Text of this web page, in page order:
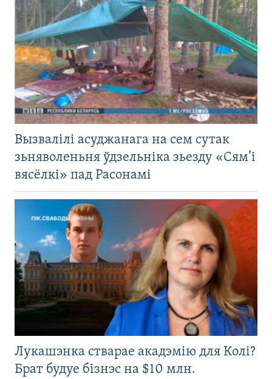
Вызвалілі асуджанага на сем сутак
зьняволеньня ўдзельніка зьезду «Сям’і
вясёлкі» пад Расонамі
Лукашэнка стварае акадэмію для Колі?
Брат будуе бізнэс на $10 млн.